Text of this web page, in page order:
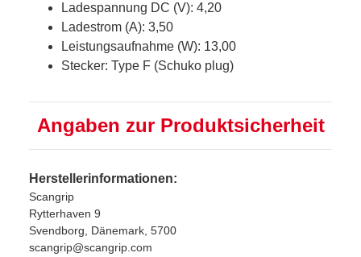
Ladespannung DC (V): 4,20
Ladestrom (A): 3,50
Leistungsaufnahme (W): 13,00
Stecker: Type F (Schuko plug)
Angaben zur Produktsicherheit
Herstellerinformationen:
Scangrip
Rytterhaven 9
Svendborg, Dänemark, 5700
scangrip@scangrip.com